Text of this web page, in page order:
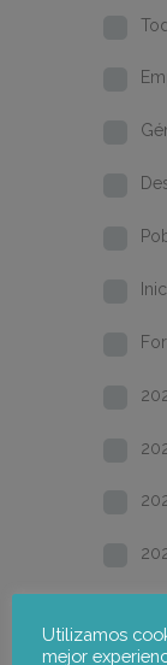
Utilizamos
mejor